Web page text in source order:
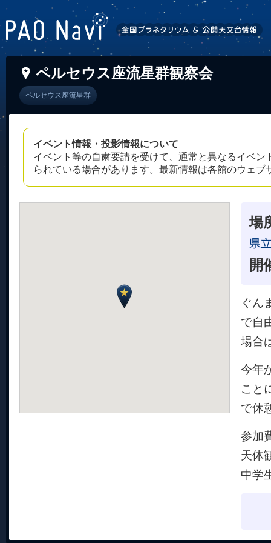
ペルセウス座流星群観察会
ペルセウス座流星群
イベント情報・投影情報について
イベント等の自粛要請を受けて、通常と異なるイベ
られている場合があります。最新情報は各館のウェ
場
県
開
ぐん
で自
場合
今年
こと
で休
参加
天体
中学